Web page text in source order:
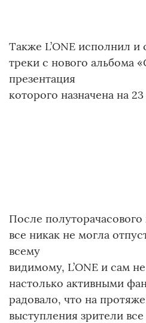
Также L’ONE исполнил
треки с нового альбома
презентация
которого назначена на
После
все никак не могла
всему
видимому, L’ONE и сам
настолько активными
радовало, что на
выступления зрители